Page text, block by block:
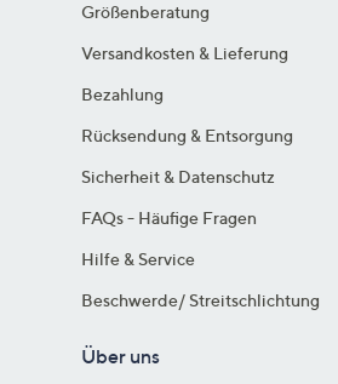
Größenberatung
Versandkosten & Lieferung
Bezahlung
Rücksendung & Entsorgung
Sicherheit & Datenschutz
FAQs - Häufige Fragen
Hilfe & Service
Beschwerde/ Streitschlichtung
Über uns